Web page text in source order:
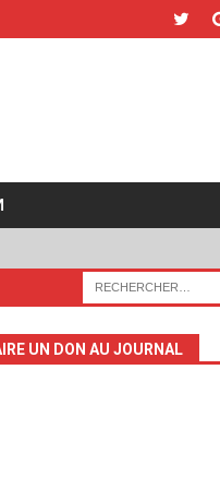
UN DON AU JOURNAL